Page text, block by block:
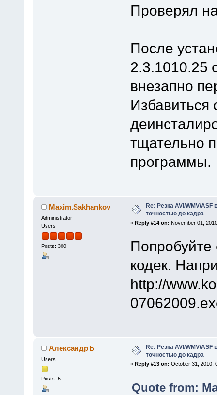
Проверял
После
2.3.1010.25
внезапно
Избавиться
тщательно
программы.
Maxim.Sakhankov
Administrator
Users
Posts: 300
Re: Резка AVI/WMV/
точностью до кадра
« Reply #14 on: November 01,
Попробуйте
кодек.
http://
АлександрЪ
Users
Posts: 5
Re: Резка AVI/WMV/
точностью до кадра
« Reply #13 on: October 31, 2010,
Quote from: